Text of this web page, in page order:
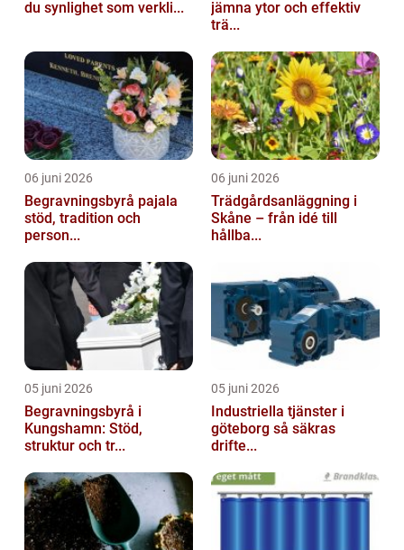
du synlighet som verkli...
jämna ytor och effektiv
trä...
06 juni 2026
Begravningsbyrå pajala
stöd, tradition och
person...
06 juni 2026
Trädgårdsanläggning i
Skåne – från idé till
hållba...
05 juni 2026
Begravningsbyrå i
Kungshamn: Stöd,
struktur och tr...
05 juni 2026
Industriella tjänster i
göteborg så säkras
drifte...